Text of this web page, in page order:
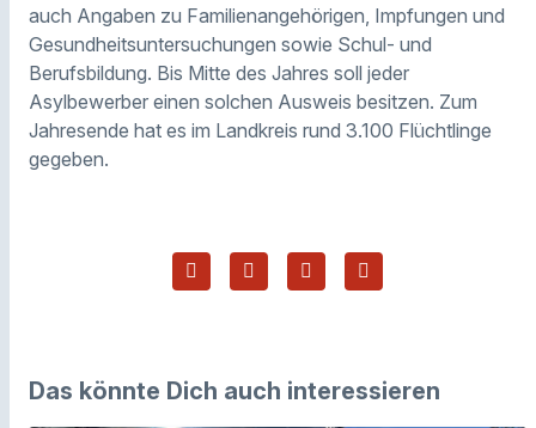
auch Angaben zu Familienangehörigen, Impfungen und
Gesundheitsuntersuchungen sowie Schul- und
Berufsbildung. Bis Mitte des Jahres soll jeder
Asylbewerber einen solchen Ausweis besitzen. Zum
Jahresende hat es im Landkreis rund 3.100 Flüchtlinge
gegeben.
Das könnte Dich auch interessieren